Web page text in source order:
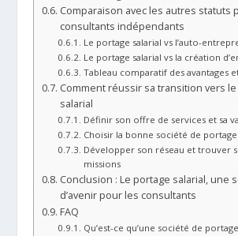
Comparaison avec les autres statuts
consultants indépendants
Le portage salarial vs l’auto-
Le portage salarial vs la création
Tableau comparatif des avantages
Comment réussir sa transition vers
salarial
Définir son offre de services et sa
Choisir la bonne société de portage
Développer son réseau et trouver
missions
Conclusion : Le portage salarial, une
d’avenir pour les consultants
FAQ
Qu’est-ce qu’une société de